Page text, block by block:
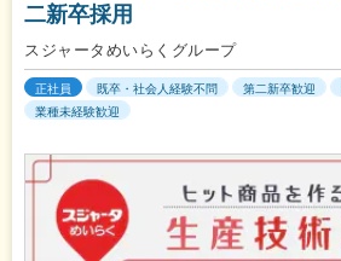
二新卒採用
スジャータめいらくグループ
正社員 既卒・社会人経験不問 第二新卒歓迎
業種未経験歓迎